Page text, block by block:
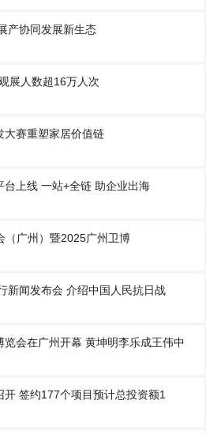
产协同发展新生态
展人数超16万人次
大赛重塑家居价值链
台上线 一站+全链 助企业出海
（广州）暨2025广州卫博
新闻发布会 介绍中国人民抗日战
会在广州开幕 黄坤明李乐成王伟中
签约177个项目预计总投资额1